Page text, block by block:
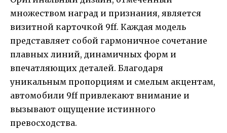
множеством наград и признания, является
визитной карточкой 9ff. Каждая модель
представляет собой гармоничное сочетание
плавных линий, динамичных форм и
впечатляющих деталей. Благодаря
уникальным пропорциям и смелым акцентам,
автомобили 9ff привлекают внимание и
вызывают ощущение истинного
превосходства.